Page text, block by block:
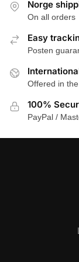
Norge
On all orders
Easy
Posten
Offered in
100%
PayPal /